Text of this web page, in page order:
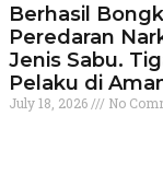
Berhasil
Peredaran
Jenis Sabu.
Pelaku di
July 18, 2026 No